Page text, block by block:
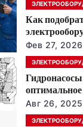
Как
условия
Фев 27, 2026
Авг 26, 2025